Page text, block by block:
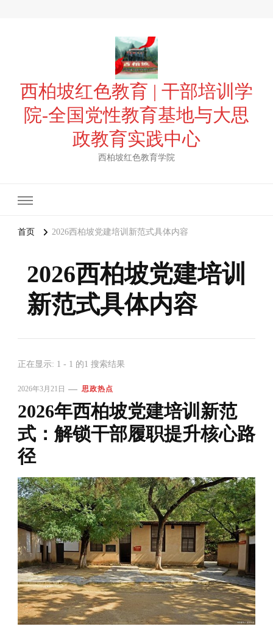
西柏坡红色教育 | 干部培训学
院-全国党性教育基地与大思
政教育实践中心
西柏坡红色教育学院
首页 2026西柏坡党建培训新范式具体内容
2026西柏坡党建培训
新范式具体内容
正在显示: 1 - 1 的1 搜索结果
2026年3月21日 思政热点
2026年西柏坡党建培训新范
式：解锁干部履职提升核心路
径